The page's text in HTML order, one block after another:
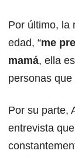
Por último, la
edad, “me
mamá, ella
personas
Por su parte,
entrevista